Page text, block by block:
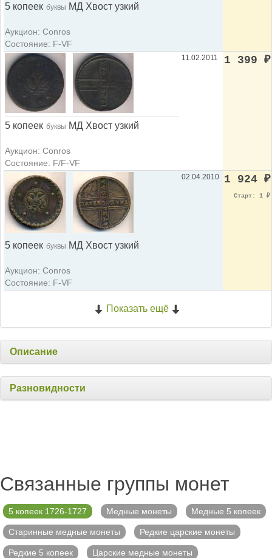
5 копеек буквы МД Хвост узкий
Аукцион: Conros
Состояние: F-VF
5 копеек буквы МД Хвост узкий
Аукцион: Conros
Состояние: F/F-VF
11.02.2011 1 399 ₽
5 копеек буквы МД Хвост узкий
Аукцион: Conros
Состояние: F-VF
02.04.2010 1 924 ₽
Старт: 1 ₽
Показать ещё
Описание
Разновидности
Связанные группы монет
5 копеек 1726-1727 Медные монеты Медные 5 копеек
Старинные медные монеты Редкие царские монеты
Редкие 5 копеек Царские медные монеты